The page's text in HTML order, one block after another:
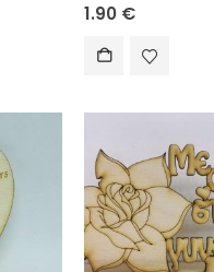
1.90 €